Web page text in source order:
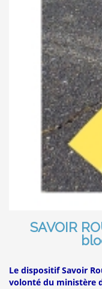
SAVOIR
Le dispositif Savoir
volonté du ministère